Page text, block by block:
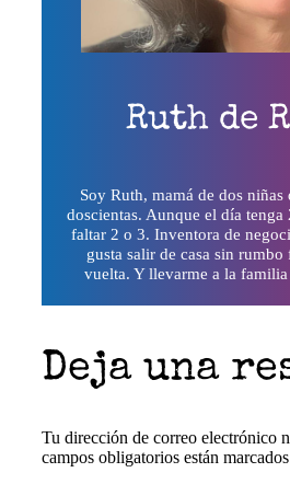
Ruth de
Soy Ruth, mamá de dos niñas
doscientas. Aunque el día tenga
faltar 2 o 3. Inventora de
gusta salir de casa sin
vuelta. Y llevarme a la
Deja una
Tu dirección de correo electrónico
campos obligatorios están